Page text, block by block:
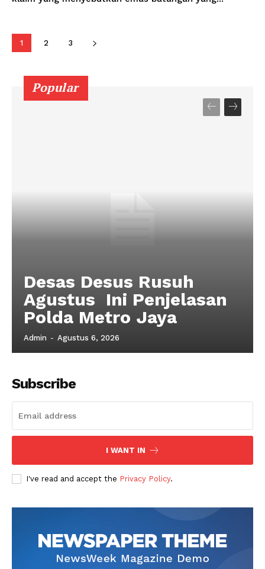
1 2 3
Popular
Desas Desus Rusuh
Agustus Ini Penjelasan
Polda Metro Jaya
Admin - Agustus 6, 2026
Subscribe
I WANT IN
I've read and accept the Privacy Policy.